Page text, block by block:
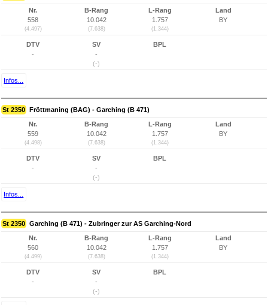
Nr.
558
(4.497)
B-Rang
10.042
(7.638)
L-Rang
1.757
(1.344)
Land
BY
DTV
-
SV
-
(-)
BPL
Infos...
St 2350 Fröttmaning (BAG) - Garching (B 471)
Nr.
559
(4.498)
B-Rang
10.042
(7.638)
L-Rang
1.757
(1.344)
Land
BY
DTV
-
SV
-
(-)
BPL
Infos...
St 2350 Garching (B 471) - Zubringer zur AS Garching-Nord
Nr.
560
(4.499)
B-Rang
10.042
(7.638)
L-Rang
1.757
(1.344)
Land
BY
DTV
-
SV
-
(-)
BPL